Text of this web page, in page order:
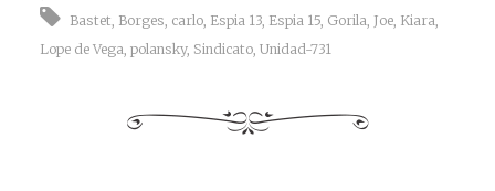
Bastet, Borges, carlo, Espia 13, Espia 15, Gorila, Joe, Kiara,
Lope de Vega, polansky, Sindicato, Unidad-731